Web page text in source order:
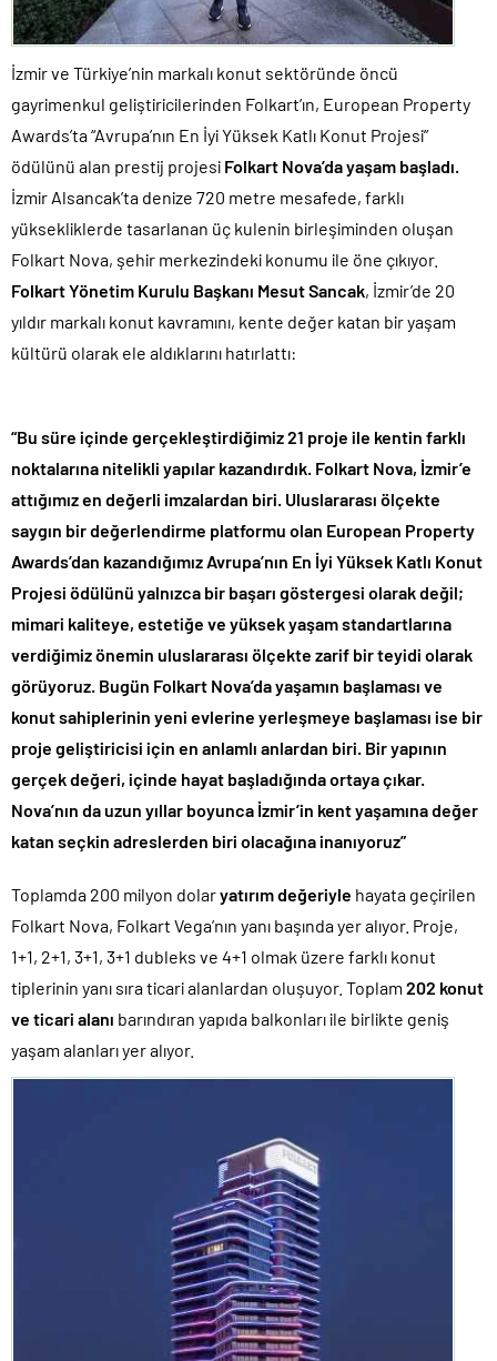
İzmir ve Türkiye’nin markalı konut sektöründe öncü
gayrimenkul geliştiricilerinden Folkart’ın, European Property
Awards’ta “Avrupa’nın En İyi Yüksek Katlı Konut Projesi”
ödülünü alan prestij projesi Folkart Nova’da yaşam başladı.
İzmir Alsancak’ta denize 720 metre mesafede, farklı
yüksekliklerde tasarlanan üç kulenin birleşiminden oluşan
Folkart Nova, şehir merkezindeki konumu ile öne çıkıyor.
Folkart Yönetim Kurulu Başkanı Mesut Sancak, İzmir’de 20
yıldır markalı konut kavramını, kente değer katan bir yaşam
kültürü olarak ele aldıklarını hatırlattı:
“Bu süre içinde gerçekleştirdiğimiz 21 proje ile kentin farklı
noktalarına nitelikli yapılar kazandırdık. Folkart Nova, İzmir’e
attığımız en değerli imzalardan biri. Uluslararası ölçekte
saygın bir değerlendirme platformu olan European Property
Awards’dan kazandığımız Avrupa’nın En İyi Yüksek Katlı Konut
Projesi ödülünü yalnızca bir başarı göstergesi olarak değil;
mimari kaliteye, estetiğe ve yüksek yaşam standartlarına
verdiğimiz önemin uluslararası ölçekte zarif bir teyidi olarak
görüyoruz. Bugün Folkart Nova’da yaşamın başlaması ve
konut sahiplerinin yeni evlerine yerleşmeye başlaması ise bir
proje geliştiricisi için en anlamlı anlardan biri. Bir yapının
gerçek değeri, içinde hayat başladığında ortaya çıkar.
Nova’nın da uzun yıllar boyunca İzmir’in kent yaşamına değer
katan seçkin adreslerden biri olacağına inanıyoruz”
Toplamda 200 milyon dolaryatırım değeriyle hayata geçirilen
Folkart Nova, Folkart Vega’nın yanı başında yer alıyor. Proje,
1+1, 2+1, 3+1, 3+1 dubleks ve 4+1 olmak üzere farklı konut
tiplerinin yanı sıra ticari alanlardan oluşuyor. Toplam 202 konut
ve ticari alanı barındıran yapıda balkonları ile birlikte geniş
yaşam alanları yer alıyor.